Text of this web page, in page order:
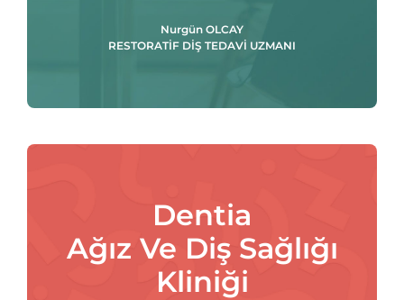
Nurgün OLCAY
RESTORATİF DİŞ TEDAVİ UZMANI
Dentia
Ağız Ve Diş Sağlığı
Kliniği